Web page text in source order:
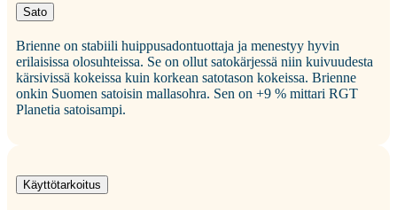
Sato
Brienne on stabiili huippusadontuottaja ja menestyy hyvin
erilaisissa olosuhteissa. Se on ollut satokärjessä niin kuivuudesta
kärsivissä kokeissa kuin korkean satotason kokeissa. Brienne
onkin Suomen satoisin mallasohra. Sen on +9 % mittari RGT
Planetia satoisampi.
Käyttötarkoitus